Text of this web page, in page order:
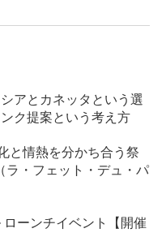
アとカネッタという選
ク提案という考え方
情熱を分かち合う祭
・フェット・デュ・パ
ーンチイベント【開催